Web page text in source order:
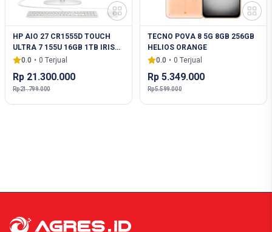
HP AIO 27 CR1555D TOUCH
ULTRA 7 155U 16GB 1TB IRISXE
W11+OHS+M365 27.0FHD IPS
0.0 • 0 Terjual
Rp 21.300.000
Rp 21.799.000
TECNO POVA 8 5G 8GB 256GB
HELIOS ORANGE
0.0 • 0 Terjual
Rp 5.349.000
Rp 5.599.000